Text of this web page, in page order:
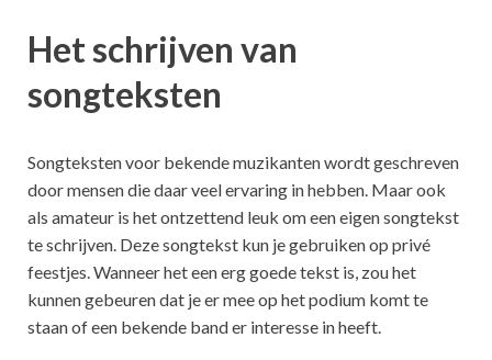
Het schrijven van
songteksten
Songteksten voor bekende muzikanten wordt geschreven
door mensen die daar veel ervaring in hebben. Maar ook
als amateur is het ontzettend leuk om een eigen songtekst
te schrijven. Deze songtekst kun je gebruiken op privé
feestjes. Wanneer het een erg goede tekst is, zou het
kunnen gebeuren dat je er mee op het podium komt te
staan of een bekende band er interesse in heeft.